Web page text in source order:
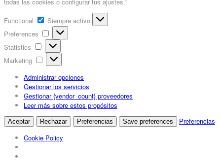
todas las cookies o configurar tus ajustes."
Functional
Functional
Siempre activo
Preferences
Preferences
Statistics
Statistics
Marketing
Marketing
Administrar opciones
Gestionar los servicios
Gestionar {vendor_count} proveedores
Leer más sobre estos propósitos
Aceptar Rechazar Preferencias Save preferences
Preferencias
Cookie Policy